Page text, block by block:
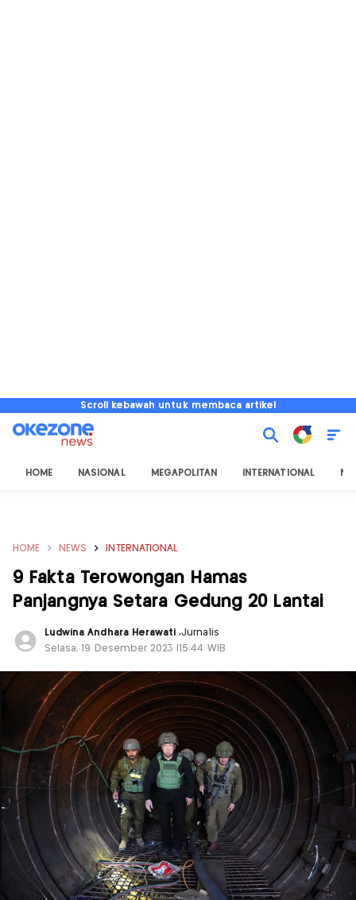
Scroll kebawah untuk membaca artikel
HOME NASIONAL MEGAPOLITAN INTERNATIONAL
HOME NEWS INTERNATIONAL
9 Fakta Terowongan Hamas
Panjangnya Setara Gedung 20 Lantai
Ludwina Andhara Herawati,Jurnalis
Selasa, 19 Desember 2023 |15:44 WIB